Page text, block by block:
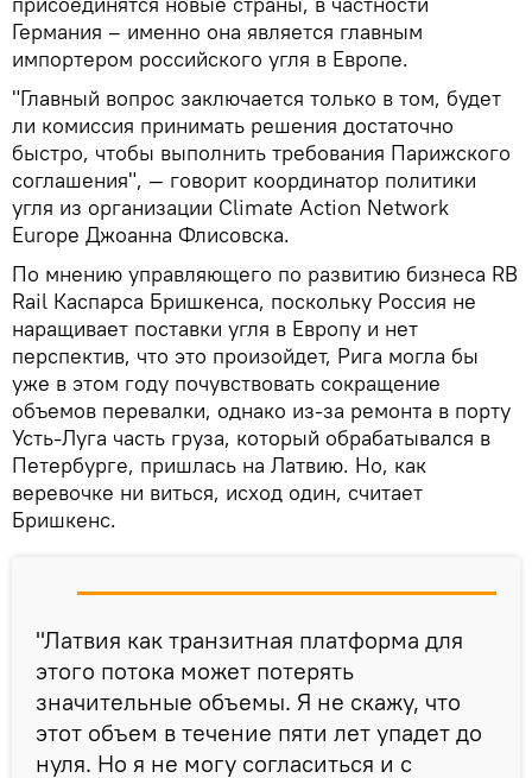
Германия – именно она является главным
импортером российского угля в Европе.
"Главный вопрос заключается только в том, будет
ли комиссия принимать решения достаточно
быстро, чтобы выполнить требования Парижского
соглашения", — говорит координатор политики
угля из организации Climate Action Network
Europe Джоанна Флисовска.
По мнению управляющего по развитию бизнеса RB
Rail Каспарса Бришкенса, поскольку Россия не
наращивает поставки угля в Европу и нет
перспектив, что это произойдет, Рига могла бы
уже в этом году почувствовать сокращение
объемов перевалки, однако из-за ремонта в порту
Усть-Луга часть груза, который обрабатывался в
Петербурге, пришлась на Латвию. Но, как
веревочке ни виться, исход один, считает
Бришкенс.
"Латвия как транзитная платформа для
этого потока может потерять
значительные объемы. Я не скажу, что
этот объем в течение пяти лет упадет до
нуля. Но я не могу согласиться и с